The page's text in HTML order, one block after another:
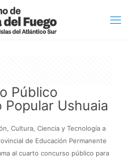
Público
Popular Ushuaia
Cultura, Ciencia y Tecnología a
de Educación Permanente
al cuarto concurso público para